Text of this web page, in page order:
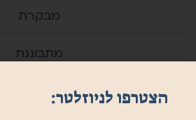
מבקרת
מתבוננת
הצטרפו לניוזלטר: